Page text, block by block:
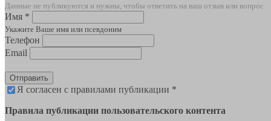
Данные не публикуются и нужны, чтобы ответить на ваш отзыв или вопрос
Имя *
Укажите Ваше имя или псевдоним
Телефон
Email
Отправить
Я согласен с правилами публикации *
Правила публикации пользовательского контента